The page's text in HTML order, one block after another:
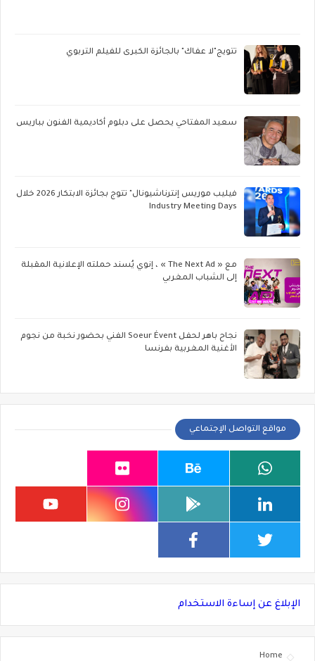
تتويج"لا عفاك" بالجائزة الكبرى للفيلم التربوي
سعيد المفتاحي يحصل على دبلوم أكاديمية الفنون بباريس
فيليب موريس إنترناشيونال" تتوج بجائزة الابتكار 2026 خلال
Industry Meeting Days
مع « The Next Ad » ، إنوي يُسند حملته الإعلانية المقبلة
إلى الشباب المغربي
نجاح باهر لحفل Soeur Évent الفني بحضور نخبة من نجوم
الأغنية المغربية بفرنسا
مواقع التواصل الإجتماعي
الإبلاغ عن إساءة الاستخدام
Home